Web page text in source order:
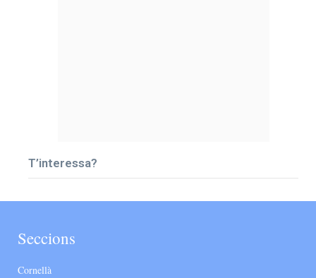
T’interessa?
Seccions
Cornellà